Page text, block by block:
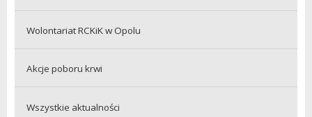
Wolontariat RCKiK w Opolu
Akcje poboru krwi
Wszystkie aktualności